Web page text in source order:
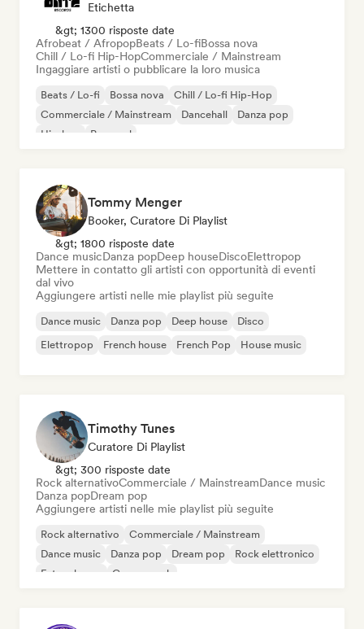
Etichetta
&gt; 1300 risposte date
Afrobeat / AfropopBeats / Lo-fiBossa nova
Chill / Lo-fi Hip-HopCommerciale / Mainstream
Ingaggiare artisti o pubblicare la loro musica
Beats / Lo-fi Bossa nova
Chill / Lo-fi Hip-Hop
Commerciale / Mainstream
Dancehall
Danza pop
Hip-hop
Pop soul
Tommy Menger
Booker, Curatore Di Playlist
&gt; 1800 risposte date
Dance musicDanza popDeep houseDiscoElettropop
Mettere in contatto gli artisti con opportunità di eventi
dal vivo
Aggiungere artisti nelle mie playlist più seguite
Dance music Danza pop Deep house
Disco
Elettropop
French house French Pop House music
Timothy Tunes
Curatore Di Playlist
&gt; 300 risposte date
Rock alternativoCommerciale / MainstreamDance music
Danza popDream pop
Aggiungere artisti nelle mie playlist più seguite
Rock alternativo
Commerciale / Mainstream
Dance music
Danza pop Dream pop
Rock elettronico
Future house
Garage rock